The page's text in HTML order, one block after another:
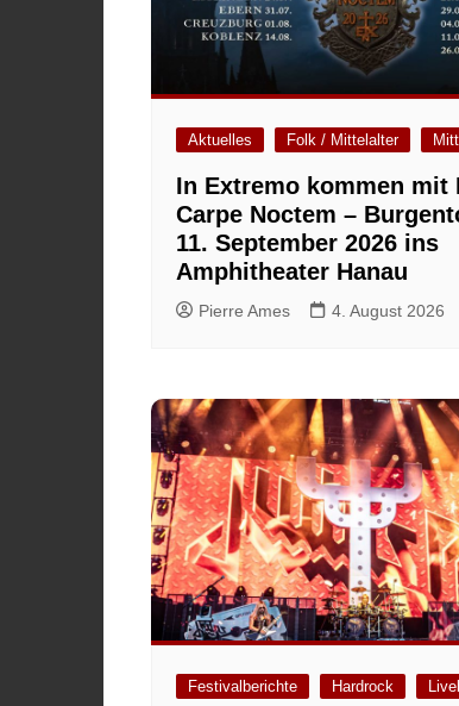
Aktuelles Folk / Mittelalter
In Extremo kommen mit
Carpe Noctem –
11. September 2026 ins
Amphitheater Hanau
Pierre Ames 4. August 2026
Festivalberichte Hardrock